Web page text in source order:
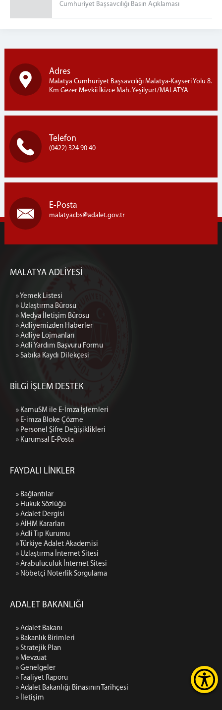
Cumhuriyet Başsavcılığı Basın Açıklaması
Adres
Malatya Cumhuriyet Başsavcılığı Malatya-Kayseri Yolu 8.
Km Gezer Mevkii İkizce Mah. Yeşilyurt/MALATYA
Telefon
(0422) 324 90 40
E-Posta
malatyacbs adalet.gov.tr
MALATYA ADLİYESİ
» Yemek Listesi
» Uzlaştırma Bürosu
» Medya İletişim Bürosu
» Adliyemizden Haberler
» Adliye Lojmanları
» Adli Yardım Başvuru Formu
» Sabıka Kaydı Dilekçesi
BİLGİ İŞLEM DESTEK
» KamuSM ile E-İmza İşlemleri
» E-imza Bloke Çözme
» Personel Şifre Değişiklikleri
» Kurumsal E-Posta
FAYDALI LİNKLER
» Bağlantılar
» Hukuk Sözlüğü
» Adalet Dergisi
» AİHM Kararları
» Adli Tıp Kurumu
» Türkiye Adalet Akademisi
» Uzlaştırma İnternet Sitesi
» Arabuluculuk İnternet Sitesi
» Nöbetçi Noterlik Sorgulama
ADALET BAKANLIĞI
» Adalet Bakanı
» Bakanlık Birimleri
» Stratejik Plan
» Mevzuat
» Genelgeler
» Faaliyet Raporu
» Adalet Bakanlığı Binasının Tarihçesi
» İletişim